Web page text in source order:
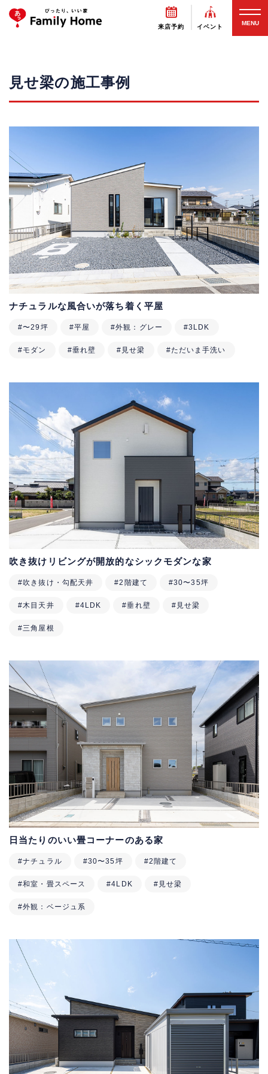
来店予約 イベント
MENU
見せ梁の施工事例
ナチュラルな風合いが落ち着く平屋
#〜29坪 #平屋 #外観：グレー #3LDK
#モダン #垂れ壁 #見せ梁 #ただいま手洗い
吹き抜けリビングが開放的なシックモダンな家
#吹き抜け・勾配天井 #2階建て #30〜35坪
#木目天井 #4LDK #垂れ壁 #見せ梁
#三角屋根
日当たりのいい畳コーナーのある家
#ナチュラル #30〜35坪 #2階建て
#和室・畳スペース #4LDK #見せ梁
#外観：ベージュ系